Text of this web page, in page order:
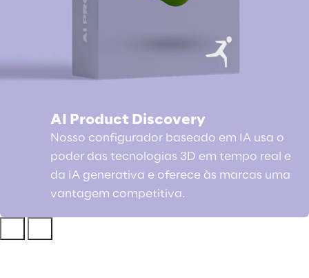
AI Product Discovery
Nosso configurador baseado em IA usa o
poder das tecnologias 3D em tempo real e
da IA generativa e oferece às marcas uma
vantagem competitiva.